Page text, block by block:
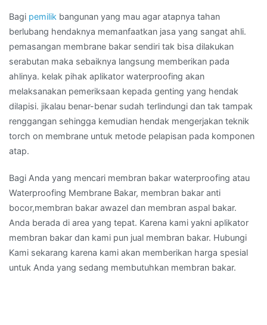
Bagi pemilik bangunan yang mau agar atapnya tahan
berlubang hendaknya memanfaatkan jasa yang sangat ahli.
pemasangan membrane bakar sendiri tak bisa dilakukan
serabutan maka sebaiknya langsung memberikan pada
ahlinya. kelak pihak aplikator waterproofing akan
melaksanakan pemeriksaan kepada genting yang hendak
dilapisi. jikalau benar-benar sudah terlindungi dan tak tampak
renggangan sehingga kemudian hendak mengerjakan teknik
torch on membrane untuk metode pelapisan pada komponen
atap.
Bagi Anda yang mencari membran bakar waterproofing atau
Waterproofing Membrane Bakar, membran bakar anti
bocor,membran bakar awazel dan membran aspal bakar.
Anda berada di area yang tepat. Karena kami yakni aplikator
membran bakar dan kami pun jual membran bakar. Hubungi
Kami sekarang karena kami akan memberikan harga spesial
untuk Anda yang sedang membutuhkan membran bakar.